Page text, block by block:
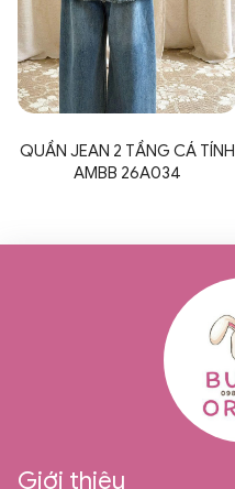
QUẦN JEAN 2 TẦNG CÁ TÍNH
AMBB 26A034
Giới thiệu